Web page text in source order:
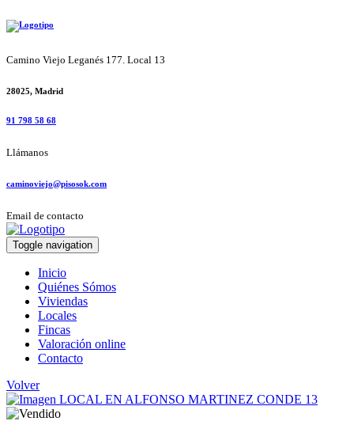
Camino Viejo Leganés 177. Local 13
28025, Madrid
91 798 58 68
Llámanos
caminoviejo@pisosok.com
Email de contacto
Toggle navigation
Inicio
Quiénes Sómos
Viviendas
Locales
Fincas
Valoración online
Contacto
Volver